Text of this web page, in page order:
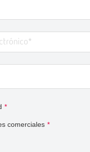
*
*
comerciales